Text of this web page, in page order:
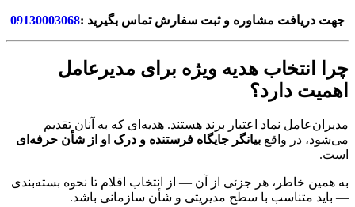
جهت دریافت مشاوره و ثبت سفارش تماس بگیرید :09130003068
چرا انتخاب هدیه ویژه برای مدیرعامل
اهمیت دارد؟
مدیران‌عامل نماد اعتبار برند هستند. هدیه‌ای که به آنان تقدیم
می‌شود، در واقع بیانگر جایگاه فرستنده و درک او از شأن حرفه‌ای
است.
به همین خاطر، هر جزئی از آن — از انتخاب اقلام تا نحوه بسته‌بندی
— باید متناسب با سطح مدیریتی و شأن سازمانی باشد.